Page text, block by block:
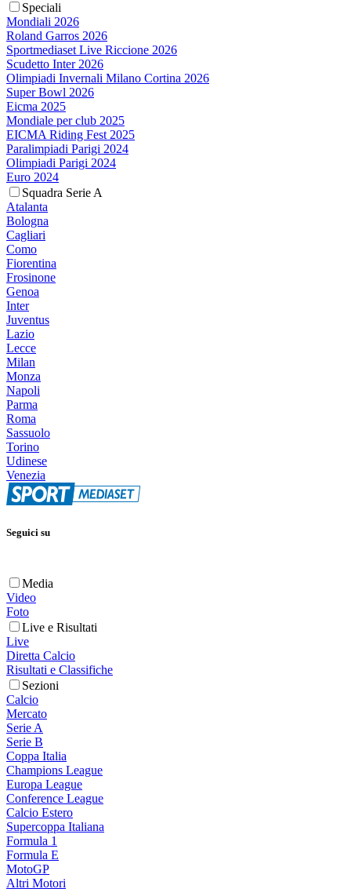
Speciali
Mondiali 2026
Roland Garros 2026
Sportmediaset Live Riccione 2026
Scudetto Inter 2026
Olimpiadi Invernali Milano Cortina 2026
Super Bowl 2026
Eicma 2025
Mondiale per club 2025
EICMA Riding Fest 2025
Paralimpiadi Parigi 2024
Olimpiadi Parigi 2024
Euro 2024
Squadra Serie A
Atalanta
Bologna
Cagliari
Como
Fiorentina
Frosinone
Genoa
Inter
Juventus
Lazio
Lecce
Milan
Monza
Napoli
Parma
Roma
Sassuolo
Torino
Udinese
Venezia
Seguici su
Media
Video
Foto
Live e Risultati
Live
Diretta Calcio
Risultati e Classifiche
Sezioni
Calcio
Mercato
Serie A
Serie B
Coppa Italia
Champions League
Europa League
Conference League
Calcio Estero
Supercoppa Italiana
Formula 1
Formula E
MotoGP
Altri Motori